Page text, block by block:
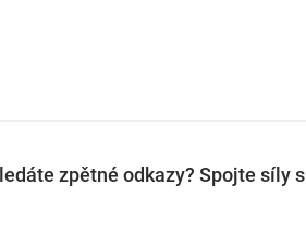
zpětné odkazy? Spojte síly s